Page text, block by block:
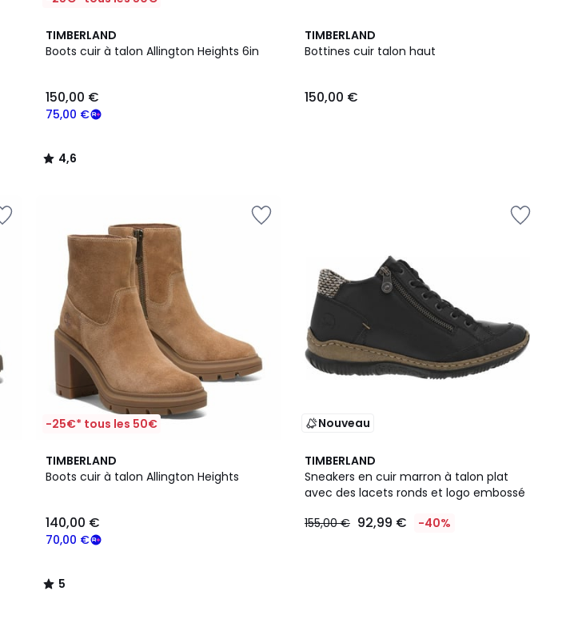
TIMBERLAND
Boots cuir à talon Allington Heights 6in
75,00 €
150,00 €
4,6
/ 5
4,6
/
TIMBERLAND
Bottines cuir talon haut
150,00 €
-25€* tous les 50€
TIMBERLAND
Boots cuir à talon Allington Heights
70,00 €
140,00 €
5
/
5
/
Nouveau
TIMBERLAND
Sneakers en cuir marron à talon plat
avec des lacets ronds et logo embossé
155,00 € 92,99 € -40%